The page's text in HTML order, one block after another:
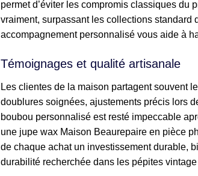
permet d’éviter les compromis classiques du
vraiment, surpassant les collections standard
accompagnement personnalisé vous aide à
Témoignages et qualité artisanale
Les clientes de la maison partagent souvent
doublures soignées, ajustements précis lors
boubou personnalisé est resté impeccable
une jupe wax Maison Beaurepaire en pièce
de chaque achat un investissement durable,
durabilité recherchée dans les pépites